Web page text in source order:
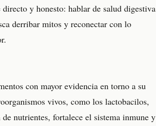
directo y honesto: hablar de salud digestiva
derribar mitos y reconectar con lo
con mayor evidencia en torno a su
vivos, como los lactobacilos,
nutrientes, fortalece el sistema inmune y